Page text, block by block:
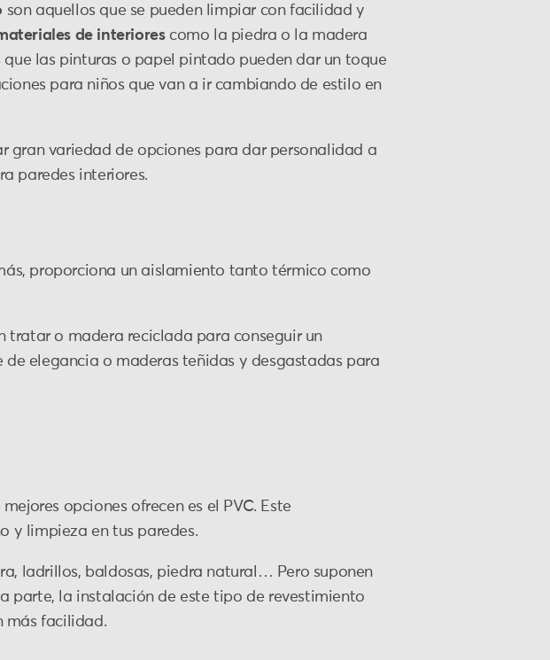
son aquellos que se pueden limpiar con facilidad y
de interiorescomo la piedra o la madera
las pinturas o papel pintado pueden dar un toque
para niños que van a ir cambiando de estilo en
gran variedad de opciones para dar personalidad a
paredes interiores.
proporciona un aislamiento tanto térmico como
tratar o madera reciclada para conseguir un
elegancia o maderas teñidas y desgastadas para
opciones ofrecen es el PVC. Este
y limpieza en tus paredes.
ladrillos, baldosas, piedra natural… Pero suponen
parte, la instalación de este tipo de revestimiento
más facilidad.